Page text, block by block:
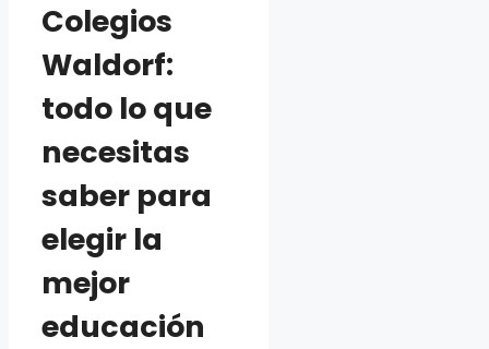
Colegios
Waldorf:
todo lo que
necesitas
saber para
elegir la
mejor
educación